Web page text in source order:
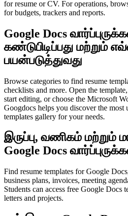
for resume or CV. For operations,
for budgets, trackers and reports.
Google Docs
கண்டுபிடிப்பது மற்றும்
பயன்படுத்துவது
Browse categories to find resume
checklists and more. Open the
start editing, or choose the Microsoft
Googdocs helps you discover the most
templates gallery for your needs.
இருப்பு, வணிகம்
Google Docs
Find resume templates for Google
business plans, invoices, meeting
Students can access free Google Docs
letters and projects.